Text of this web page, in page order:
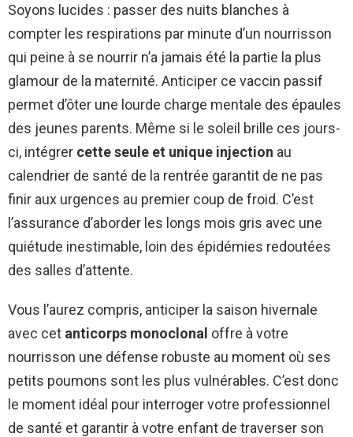
Soyons lucides : passer des nuits blanches à
compter les respirations par minute d’un nourrisson
qui peine à se nourrir n’a jamais été la partie la plus
glamour de la maternité. Anticiper ce vaccin passif
permet d’ôter une lourde charge mentale des épaules
des jeunes parents. Même si le soleil brille ces jours-
ci, intégrer cette seule et unique injection au
calendrier de santé de la rentrée garantit de ne pas
finir aux urgences au premier coup de froid. C’est
l’assurance d’aborder les longs mois gris avec une
quiétude inestimable, loin des épidémies redoutées
des salles d’attente.
Vous l’aurez compris, anticiper la saison hivernale
avec cet anticorps monoclonal offre à votre
nourrisson une défense robuste au moment où ses
petits poumons sont les plus vulnérables. C’est donc
le moment idéal pour interroger votre professionnel
de santé et garantir à votre enfant de traverser son